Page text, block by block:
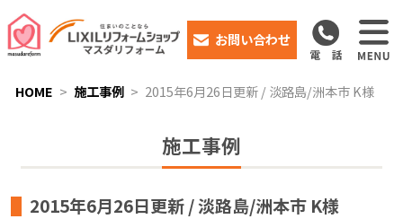
お問い合わせ
HOME 施工事例 2015年6月26日更新 / 淡路島/洲本市 K様
施工事例
2015年6月26日更新 / 淡路島/洲本市 K様